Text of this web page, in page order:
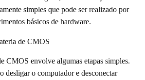
simples que pode ser realizado por
básicos de hardware.
de CMOS
CMOS envolve algumas etapas simples.
desligar o computador e desconectar